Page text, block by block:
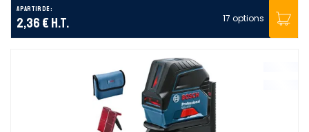
A partir de :
2,36 € H.T. 17 options